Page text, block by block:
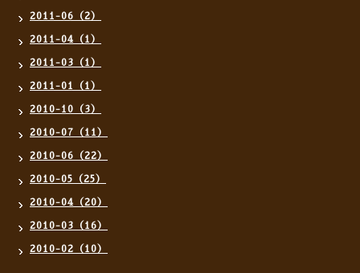
2011-06（2）
2011-04（1）
2011-03（1）
2011-01（1）
2010-10（3）
2010-07（11）
2010-06（22）
2010-05（25）
2010-04（20）
2010-03（16）
2010-02（10）